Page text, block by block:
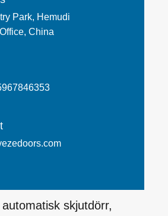
Park, Hemudi
China
skjutdörr,